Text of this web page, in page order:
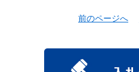
前のページへ